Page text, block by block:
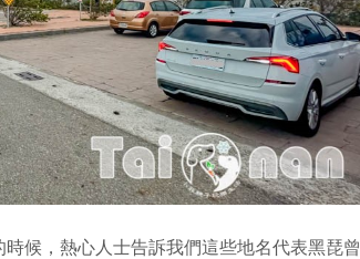
候，熱心人士告訴我們這些地名代表黑琵曾